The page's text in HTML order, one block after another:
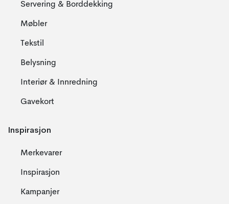
Servering & Borddekking
Møbler
Tekstil
Belysning
Interiør & Innredning
Gavekort
Inspirasjon
Merkevarer
Inspirasjon
Kampanjer